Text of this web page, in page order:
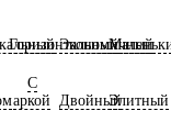
Горизонтальный
Экономичный
С
аркой
ДвойныйЭлитный